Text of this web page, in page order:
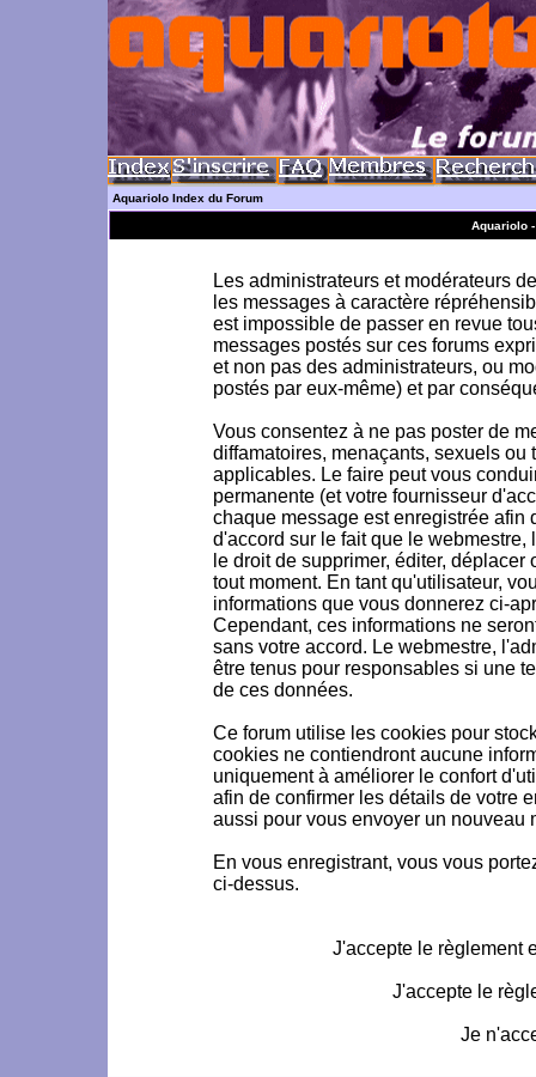
Aquariolo Index du Forum
Aquariolo
Les administrateurs et modérateurs
les messages à caractère
est impossible de passer en revue
messages postés sur ces forums
et non pas des administrateurs, ou
postés par eux-même) et par
Vous consentez à ne pas poster de
diffamatoires, menaçants, sexuels
applicables. Le faire peut vous
permanente (et votre fournisseur
chaque message est enregistrée afin
d'accord sur le fait que le
le droit de supprimer, éditer,
tout moment. En tant qu'utilisateur,
informations que vous donnerez ci-
Cependant, ces informations ne
sans votre accord. Le webmestre,
être tenus pour responsables si une
de ces données.
Ce forum utilise les cookies pour
cookies ne contiendront aucune
uniquement à améliorer le confort
afin de confirmer les détails de votre
aussi pour vous envoyer un nouveau
En vous enregistrant, vous vous
ci-dessus.
J'accepte le règlement
J'accepte le
Je